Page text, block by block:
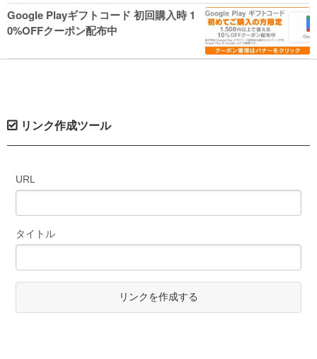
Google Playギフトコード 初回購入時 1
0%OFFクーポン配布中
リンク作成ツール
URL
タイトル
リンクを作成する